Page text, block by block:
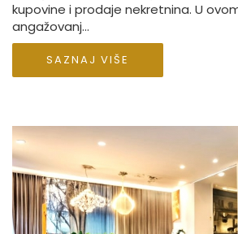
kupovine i prodaje nekretnina. U
angažovanj...
SAZNAJ VIŠE